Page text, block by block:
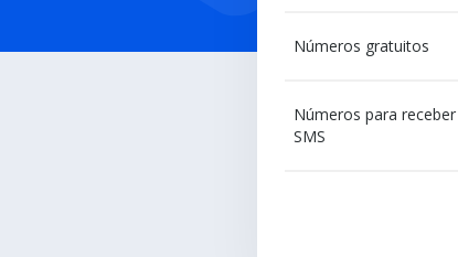
Números gratuitos
Números para receber
SMS